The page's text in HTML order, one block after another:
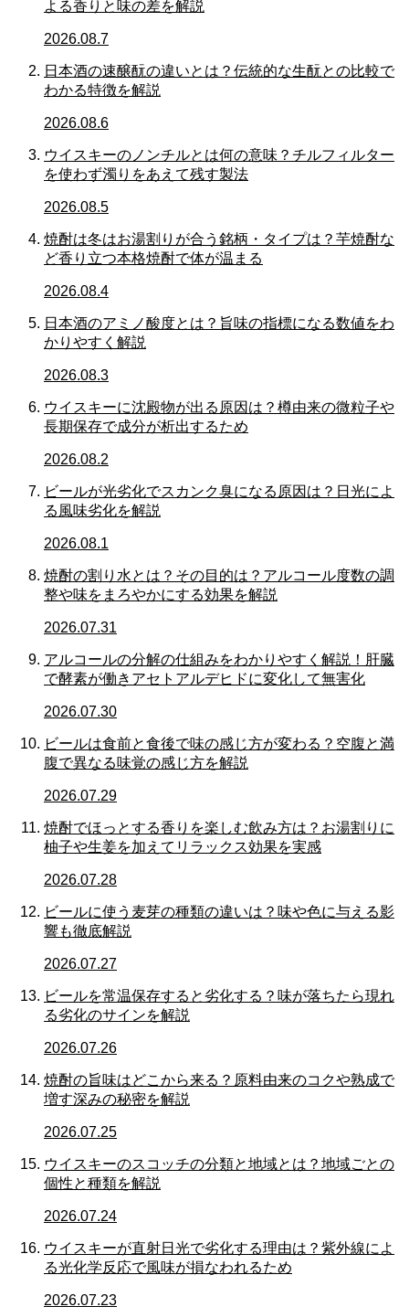
よる香りと味の差を解説
2026.08.7
日本酒の速醸酛の違いとは？伝統的な生酛との比較で
わかる特徴を解説
2026.08.6
ウイスキーのノンチルとは何の意味？チルフィルター
を使わず濁りをあえて残す製法
2026.08.5
焼酎は冬はお湯割りが合う銘柄・タイプは？芋焼酎な
ど香り立つ本格焼酎で体が温まる
2026.08.4
日本酒のアミノ酸度とは？旨味の指標になる数値をわ
かりやすく解説
2026.08.3
ウイスキーに沈殿物が出る原因は？樽由来の微粒子や
長期保存で成分が析出するため
2026.08.2
ビールが光劣化でスカンク臭になる原因は？日光によ
る風味劣化を解説
2026.08.1
焼酎の割り水とは？その目的は？アルコール度数の調
整や味をまろやかにする効果を解説
2026.07.31
アルコールの分解の仕組みをわかりやすく解説！肝臓
で酵素が働きアセトアルデヒドに変化して無害化
2026.07.30
ビールは食前と食後で味の感じ方が変わる？空腹と満
腹で異なる味覚の感じ方を解説
2026.07.29
焼酎でほっとする香りを楽しむ飲み方は？お湯割りに
柚子や生姜を加えてリラックス効果を実感
2026.07.28
ビールに使う麦芽の種類の違いは？味や色に与える影
響も徹底解説
2026.07.27
ビールを常温保存すると劣化する？味が落ちたら現れ
る劣化のサインを解説
2026.07.26
焼酎の旨味はどこから来る？原料由来のコクや熟成で
増す深みの秘密を解説
2026.07.25
ウイスキーのスコッチの分類と地域とは？地域ごとの
個性と種類を解説
2026.07.24
ウイスキーが直射日光で劣化する理由は？紫外線によ
る光化学反応で風味が損なわれるため
2026.07.23